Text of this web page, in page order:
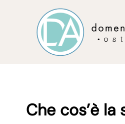
contenuto
Che cos’è la